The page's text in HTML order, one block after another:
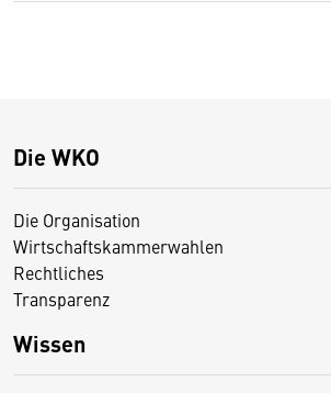
Die WKO
Die Organisation
Wirtschaftskammerwahlen
Rechtliches
Transparenz
Wissen